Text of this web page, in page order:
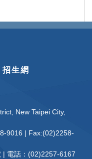
招生網
New Taipei City,
9016 | Fax:(02)2258-
| 電話：(02)2257-6167